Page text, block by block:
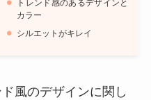
トレンド感のあるデザインと
カラー
シルエットがキレイ
風のデザインに関し